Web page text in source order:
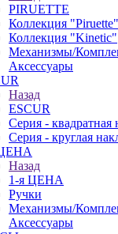
PIRUETTE
Коллекция "Piruette"
Коллекция "Kinetic"
Механизмы/
Аксессуары
Назад
ESCUR
Серия - квадратная
Серия - круглая
Назад
1-я ЦЕНА
Ручки
Механизмы/
Аксессуары